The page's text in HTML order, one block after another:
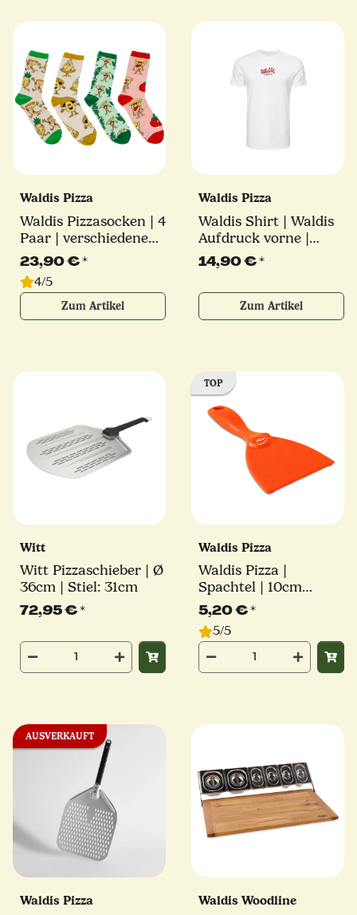
Waldis Pizza
Waldis Pizzasocken | 4
Paar | verschiedene
Größen
23,90 €*
4/5
Zum Artikel
Waldis Pizza
Waldis Shirt | Waldis
Aufdruck vorne |
verschiedene Größen
14,90 €*
Zum Artikel
Witt
Witt Pizzaschieber | Ø
36cm | Stiel: 31cm
72,95 €*
TOP
Waldis Pizza
Waldis Pizza |
Spachtel | 10cm
Breite
5,20 €*
5/5
AUSVERKAUFT
Waldis Pizza Waldis Woodline